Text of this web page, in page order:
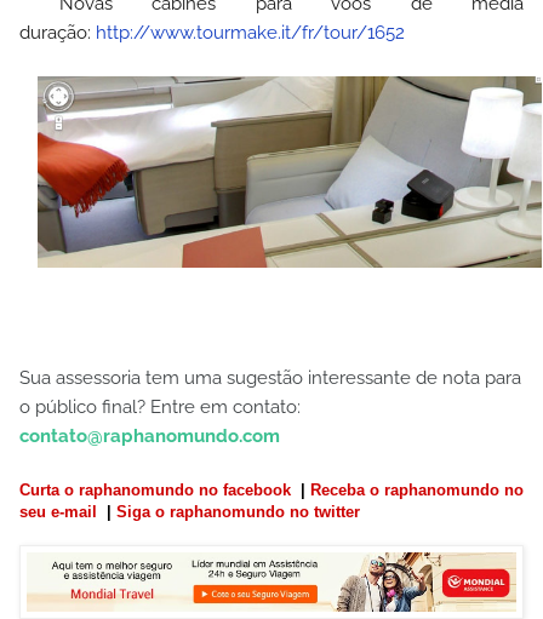
duração: http://www.tourmake.it/fr/tour/1652
Sua assessoria tem uma sugestão interessante de nota para
o público final? Entre em contato:
contato@raphanomundo.com
Curta o raphanomundo no facebook | Receba o raphanomundo no
seu e-mail | Siga o raphanomundo no twitter